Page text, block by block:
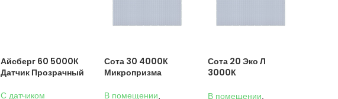
Айсберг 60 5000К
Датчик Прозрачный
C датчиком
Сота 30 4000К
Микропризма
В помещении
Сота 20 Эко Л
3000К
В помещении